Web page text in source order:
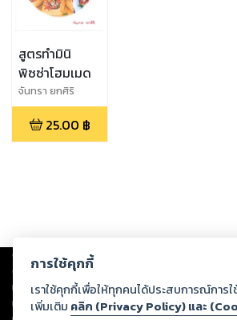
สูตรทำมินิ
พิซซ่าโฮมเมด
จันทรา ยกศิริ
25.00 ฿
Copyright © 2026
ต่อผลงานหรือเนื้อหาใดที่อัปโหลดผ่านเว็บไซต์และปรา
ทรัพย์สินทางปัญญาของบุคคลอื่นหรือขัดต่อกฎหมายแ
ทุกท่านโปรดใช้วิจารณญาณในการกลั่นกรองด้วยตนเ
การใช้คุกกี้
เราใช้คุกกี้เพื่อให้ทุกคนได้ประสบการณ์การ
เพิ่มเติม คลิก (Privacy Policy) และ